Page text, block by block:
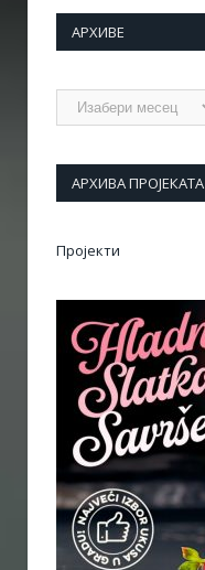
АРХИВЕ
Архиве
АРХИВА ПРОЈЕКАТА
Пројекти